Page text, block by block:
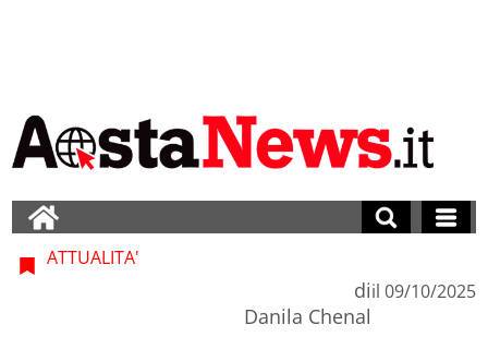
ATTUALITA'
di
Danila Chenal
il 09/10/2025